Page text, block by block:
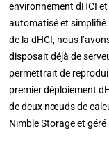
environnement dHCI
automatisé et simplifié
de la dHCI, nous
disposait déjà de
permettrait de
premier déploiement
de deux nœuds de
Nimble Storage et géré